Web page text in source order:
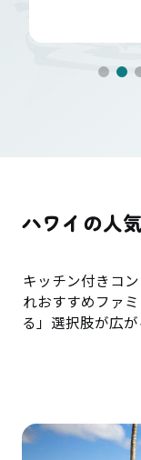
ハワイの人
キッチン付きコ
れおすすめファ
る」選択肢が広